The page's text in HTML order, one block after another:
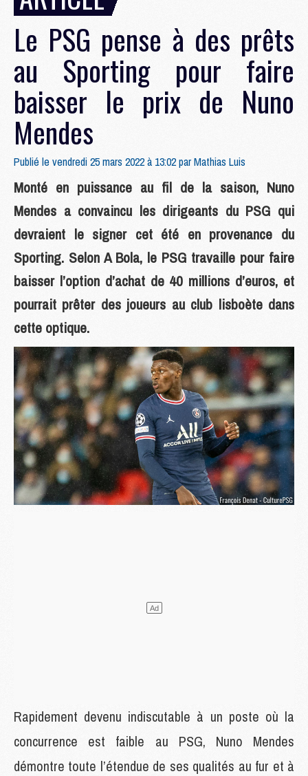
Le PSG pense à des prêts
au Sporting pour faire
baisser le prix de Nuno
Mendes
Publié le vendredi 25 mars 2022 à 13:02 parMathias Luis
Monté en puissance au fil de la saison, Nuno
Mendes a convaincu les dirigeants du PSG qui
devraient le signer cet été en provenance du
Sporting. Selon A Bola, le PSG travaille pour faire
baisser l’option d’achat de 40 millions d’euros, et
pourrait prêter des joueurs au club lisboète dans
cette optique.
Rapidement devenu indiscutable à un poste où la
concurrence est faible au PSG, Nuno Mendes
démontre toute l’étendue de ses qualités au fur et à